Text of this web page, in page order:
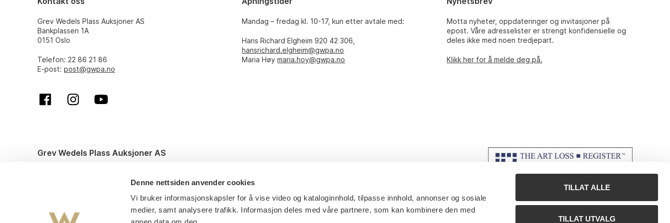
Denne nettsiden anvender cookies
Vi bruker informasjonskapsler for å vise video og kataloginnhold, tilpasse innhold, annonser og sosiale
medier, samt analysere trafikk. Informasjon deles med våre partnere, som kan kombinere den med
TILLAT ALLE
TILLAT UTVALG
Grev Wedels Plass Auksjoner AS
Bankplassen 1A
0151 Oslo
Telefon: 22 86 21 86
E-post: post@gwpa.no
Mandag – fredag kl. 10-17, kun etter avtale med:
Hans Richard Elgheim 920 42 306,
hansrichard.elgheim@gwpa.no
Maria Høymaria.hoy@gwpa.no
Motta nyheter, oppdateringer og invitasjoner på
epost. Våre adresselister er strengt konfidensielle og
deles ikke med noen tredjepart.
Klikk her for å melde deg på.
Grev Wedels Plass Auksjoner AS